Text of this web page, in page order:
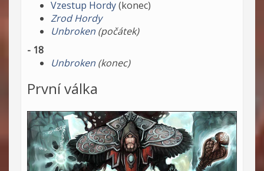
Vzestup Hordy(konec)
Zrod Hordy
Unbroken (počátek)
- 18
Unbroken (konec)
První válka